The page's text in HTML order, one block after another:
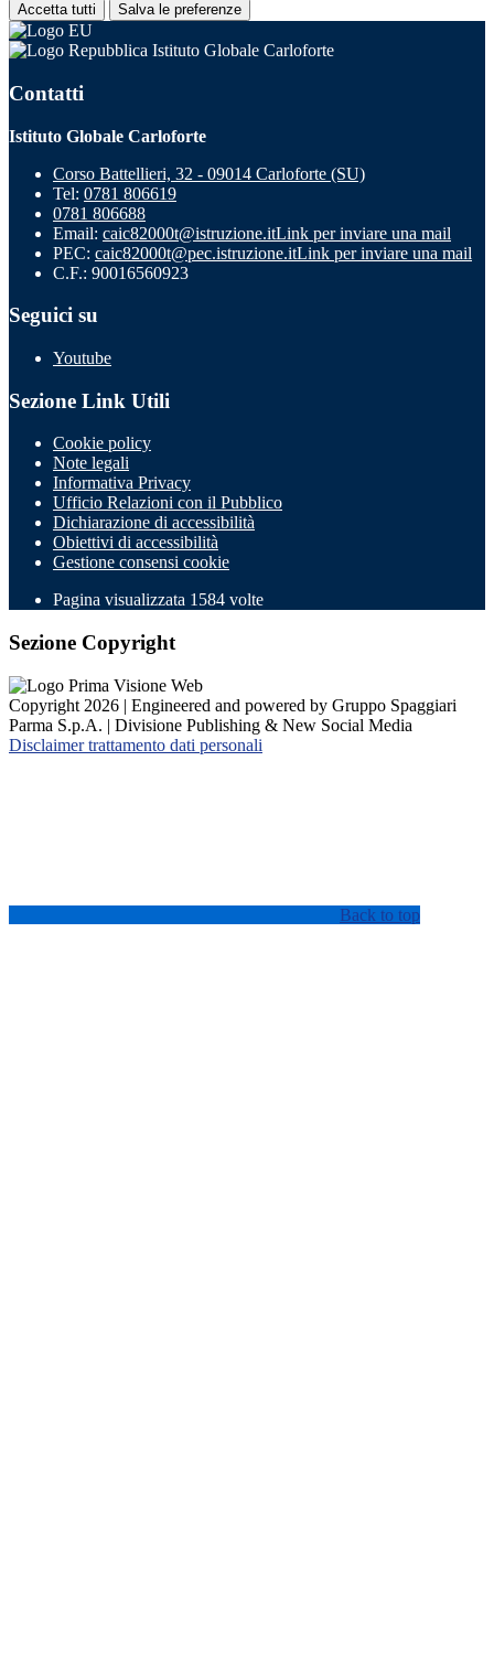
Accetta tutti Salva le preferenze
Istituto Globale Carloforte
Contatti
Istituto Globale Carloforte
Corso Battellieri, 32 - 09014 Carloforte (SU)
Tel: 0781 806619
0781 806688
Email: caic82000t@istruzione.itLink per inviare una mail
PEC: caic82000t@pec.istruzione.itLink per inviare una mail
C.F.: 90016560923
Seguici su
Youtube
Sezione Link Utili
Cookie policy
Note legali
Informativa Privacy
Ufficio Relazioni con il Pubblico
Dichiarazione di accessibilità
Obiettivi di accessibilità
Gestione consensi cookie
Pagina visualizzata 1584 volte
Sezione Copyright
Copyright 2026 | Engineered and powered by Gruppo Spaggiari
Parma S.p.A. | Divisione Publishing & New Social Media
Disclaimer trattamento dati personali
Back to top